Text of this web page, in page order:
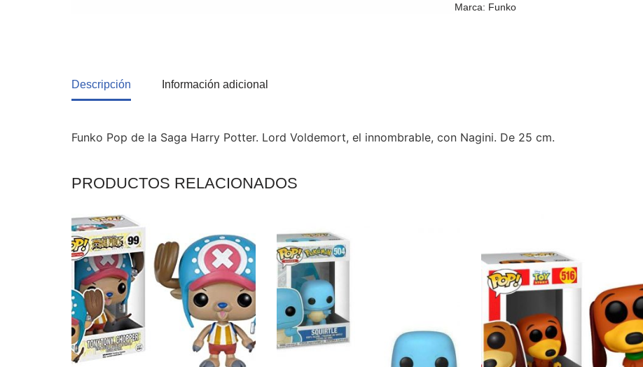
Marca: Funko
Descripción Información adicional
Funko Pop de la Saga Harry Potter. Lord Voldemort, el innombrable, con Nagini. De 25 cm.
PRODUCTOS RELACIONADOS